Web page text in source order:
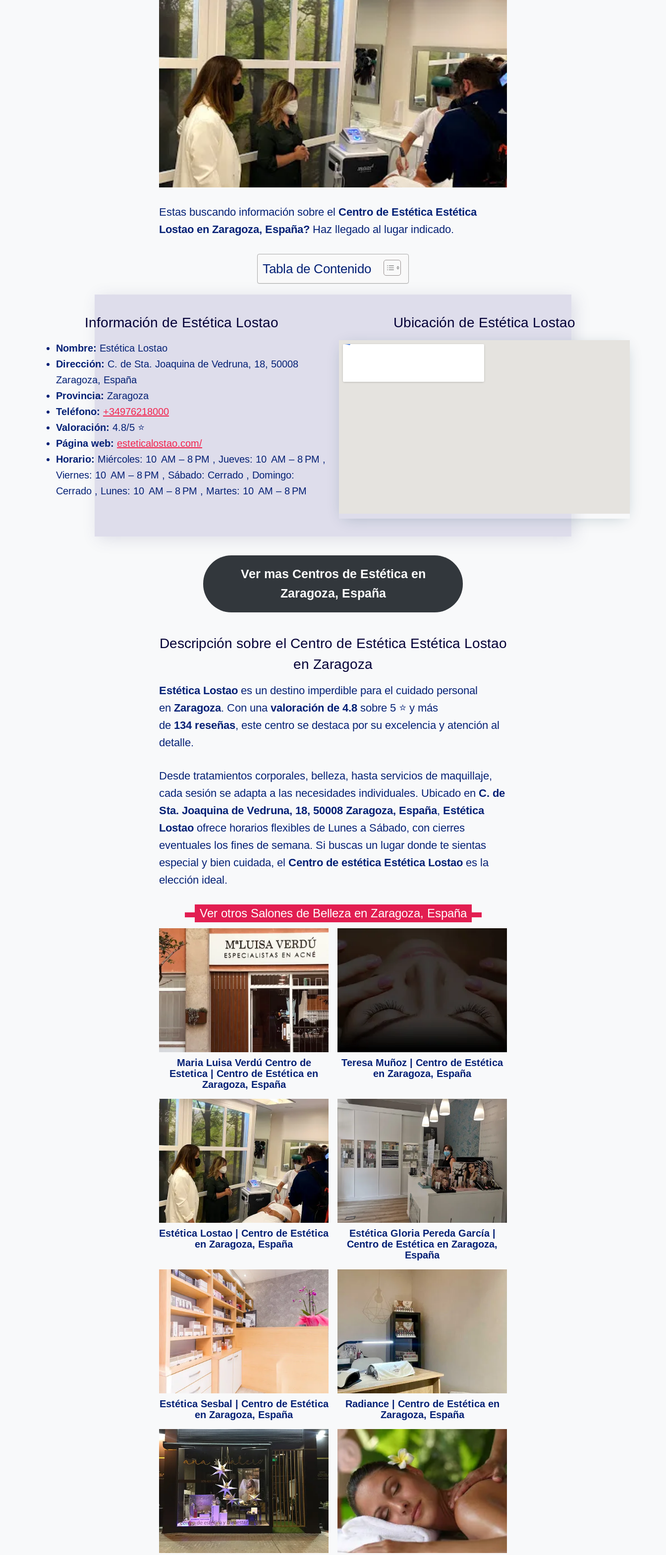
Estas buscando información sobre el Centro de Estética Estética
Lostao en Zaragoza, España? Haz llegado al lugar indicado.
Tabla de Contenido
Información de Estética Lostao
Nombre: Estética Lostao
Dirección: C. de Sta. Joaquina de Vedruna, 18, 50008
Zaragoza, España
Provincia: Zaragoza
Teléfono: +34976218000
Valoración: 4.8/5 ⭐
Página web: esteticalostao.com/
Horario: Miércoles: 10 AM – 8 PM , Jueves: 10 AM – 8 PM ,
Viernes: 10 AM – 8 PM , Sábado: Cerrado , Domingo:
Cerrado , Lunes: 10 AM – 8 PM , Martes: 10 AM – 8 PM
Ubicación de Estética Lostao
Ver mas Centros de Estética en
Zaragoza, España
Descripción sobre el Centro de Estética Estética Lostao
en Zaragoza
Estética Lostao es un destino imperdible para el cuidado personal
en Zaragoza. Con una valoración de 4.8 sobre 5 ⭐ y más
de 134 reseñas, este centro se destaca por su excelencia y atención al
detalle.
Desde tratamientos corporales, belleza, hasta servicios de maquillaje,
cada sesión se adapta a las necesidades individuales. Ubicado en C. de
Sta. Joaquina de Vedruna, 18, 50008 Zaragoza, España, Estética
Lostao ofrece horarios flexibles de Lunes a Sábado, con cierres
eventuales los fines de semana. Si buscas un lugar donde te sientas
especial y bien cuidada, el Centro de estética Estética Lostao es la
elección ideal.
Ver otros Salones de Belleza en Zaragoza, España
Maria Luisa Verdú Centro de
Estetica | Centro de Estética en
Zaragoza, España
Teresa Muñoz | Centro de Estética
en Zaragoza, España
Estética Lostao | Centro de Estética
en Zaragoza, España
Estética Gloria Pereda García |
Centro de Estética en Zaragoza,
España
Estética Sesbal | Centro de Estética
en Zaragoza, España
Radiance | Centro de Estética en
Zaragoza, España